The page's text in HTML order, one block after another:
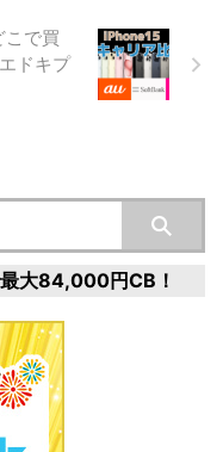
こで買
ドキプ
大84,000円CB！